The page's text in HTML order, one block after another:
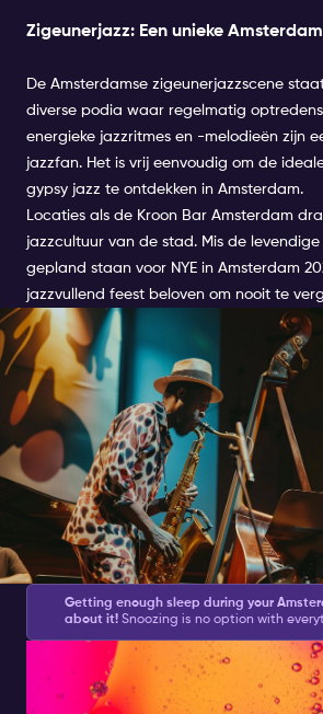
Zigeunerjazz: Een unieke
De Amsterdamse zigeunerjazzscene
diverse podia waar regelmatig
energieke jazzritmes en -melodieën zijn
jazzfan. Het is vrij eenvoudig om de
gypsy jazz te ontdekken in Amsterdam.
Locaties als de Kroon Bar Amsterdam
jazzcultuur van de stad. Mis de
gepland staan voor NYE in Amsterdam
jazzvullend feest beloven om nooit te
Getting enough sleep during your
about it! Snoozing is no option with
Nightlife Ticket brings you at night.
and with this list ofAmsterdam activities
get plenty. We have created a good mix
shopping and feeling like a local.
Ontdek de beste
Amsterdam